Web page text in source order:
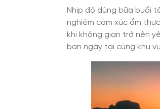
Nhịp độ dùng bữa buổi
nghiệm cảm xúc ẩm
khi không gian trở nên
ban ngày tại cùng khu